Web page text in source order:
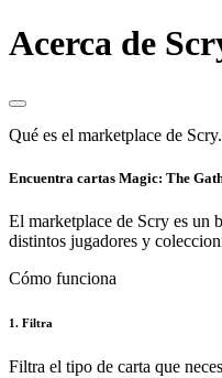
Acerca de
Qué es el marketplace de
Encuentra cartas Magic: The
El marketplace de Scry es un
distintos jugadores y
Cómo funciona
1. Filtra
Filtra el tipo de carta que